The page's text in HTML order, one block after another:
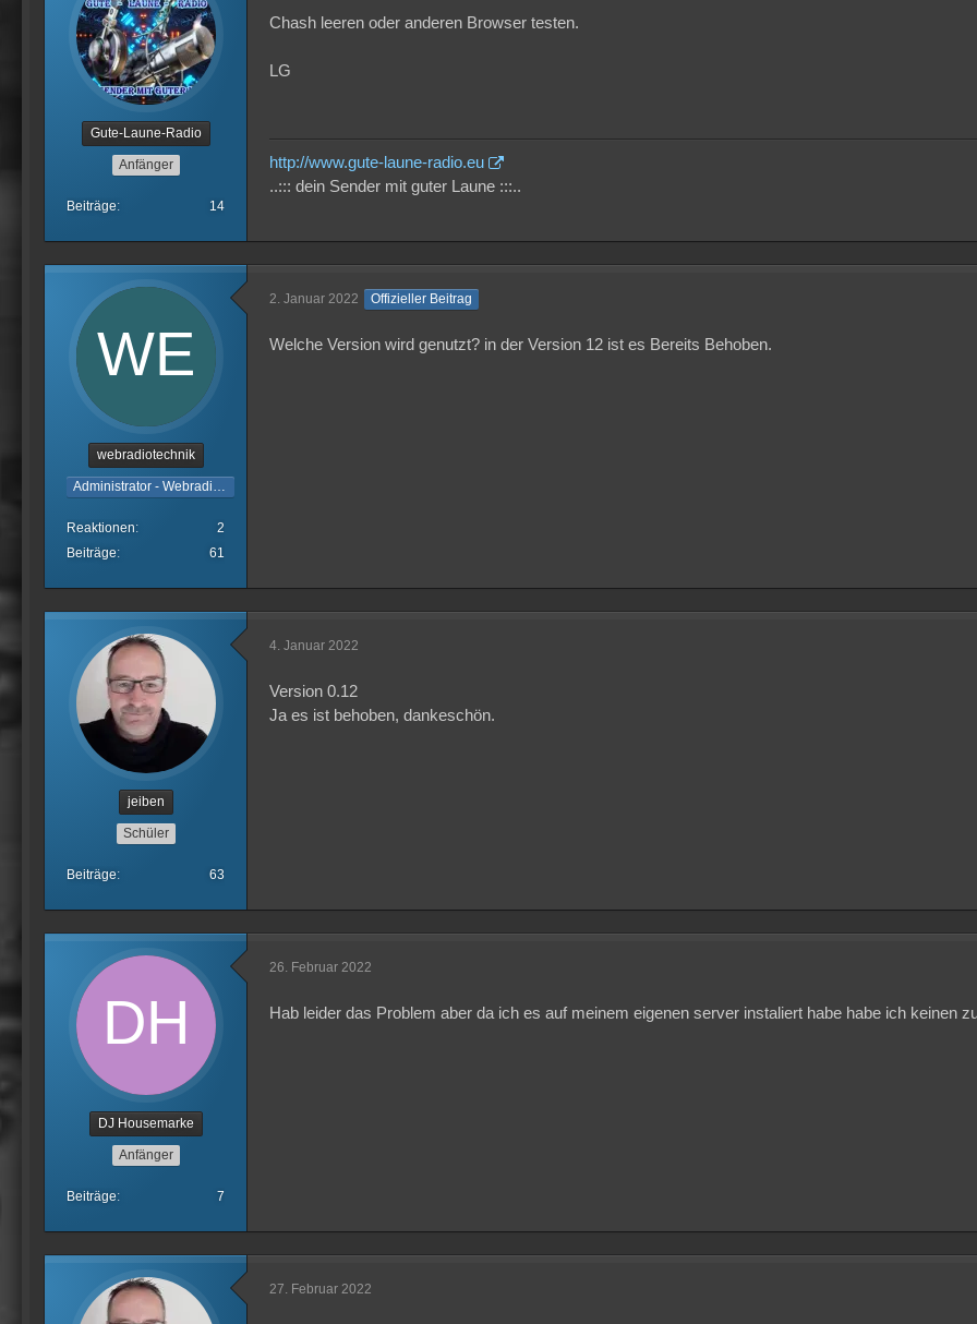
Gute-Laune-Radio
Anfänger
Beiträge 14
Chash leeren oder anderen Browser testen.
LG
http://www.gute-laune-radio.eu
..::: dein Sender mit guter Laune :::..
webradiotechnik
Reaktionen
2
Beiträge
61
2. Januar 2022 Offizieller Beitrag
Welche Version wird genutzt? in der Version 12 ist es Bereits Behoben.
jeiben
Schüler
Beiträge 63
4. Januar 2022
Version 0.12
Ja es ist behoben, dankeschön.
DJ Housemarke
Anfänger
Beiträge 7
26. Februar 2022
Hab leider das Problem aber da ich es auf meinem eigenen server instaliert habe habe ich keinen
27. Februar 2022